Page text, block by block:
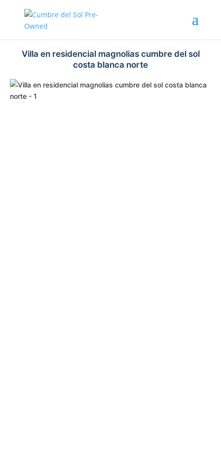
Villa en residencial magnolias cumbre del sol
costa blanca norte